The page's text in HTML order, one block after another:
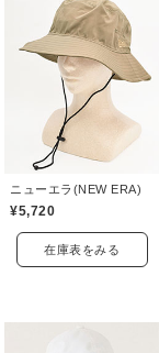
ニューエラ(NEW ERA)
¥5,720
在庫表をみる